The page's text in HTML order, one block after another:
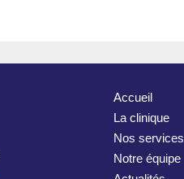
Accueil
La clinique
Nos services
Notre équipe